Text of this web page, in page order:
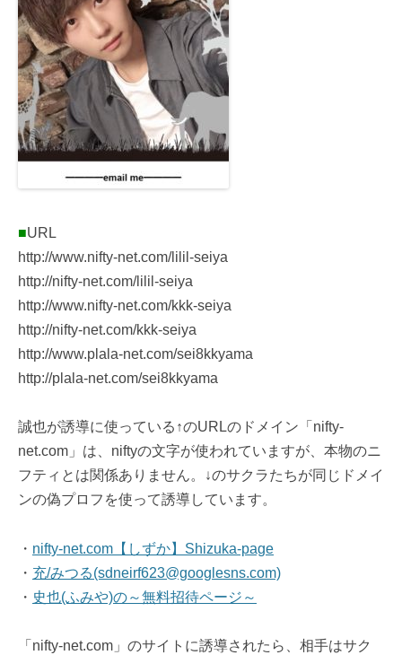
■URL
http://www.nifty-net.com/lilil-seiya
http://nifty-net.com/lilil-seiya
http://www.nifty-net.com/kkk-seiya
http://nifty-net.com/kkk-seiya
http://www.plala-net.com/sei8kkyama
http://plala-net.com/sei8kkyama
誠也が誘導に使っている↑のURLのドメイン「nifty-
net.com」は、niftyの文字が使われていますが、本物のニ
フティとは関係ありません。↓のサクラたちが同じドメイ
ンの偽プロフを使って誘導しています。
・ nifty-net.com【しずか】Shizuka-page
・ 充/みつる(sdneirf623@googlesns.com)
・ 史也(ふみや)の～無料招待ページ～
「nifty-net.com」のサイトに誘導されたら、相手はサク